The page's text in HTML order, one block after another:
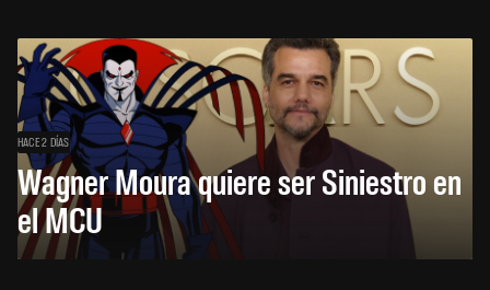
HACE 2 DÍAS
Wagner Moura quiere ser Siniestro en
el MCU